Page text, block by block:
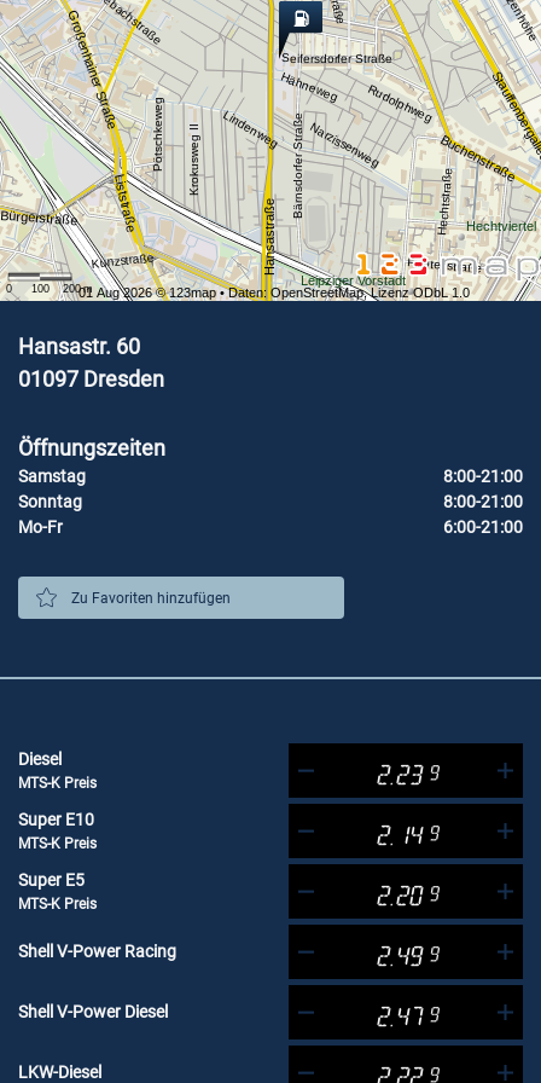
Liststraße Hechtviertel
Leipziger Vorstadt
Hansastraße
Großenhainer Straße
Bürgerstraße
Buchenstraße
Seifersdorfer Straße
Bärnsdorfer Straße Hechtstraße
Fichtenstraße
Kunzstraße
Rudolphweg
Narzissenweg
Hähneweg
Lindenweg
Krokusweg II
Pötschkeweg
0 100 200 m
01 Aug 2026 ©123map• Daten: OpenStreetMap,Lizenz ODbL 1.0
Hansastr. 60
01097 Dresden
Öffnungszeiten
Samstag
8:00-21:00
Sonntag
8:00-21:00
Mo-Fr
6:00-21:00
Zu Favoriten hinzufügen
Diesel
MTS-K Preis 2.23 9
Super E10
MTS-K Preis 2.14 9
Super E5
MTS-K Preis 2.20 9
Shell V-Power Racing 2.49 9
Shell V-Power Diesel 2.47 9
LKW-Diesel 2.22 9